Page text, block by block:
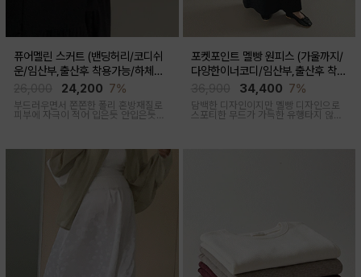
퓨어멜린 스커트 (밴딩허리/코디쉬
운/임산부,출산후 착용가능/하체커
24,200 7%
부드러우면서 쫀쫀한 폴리 혼방재질로
피부에 자극이 적어 입은듯 안입은듯한
포켓포인트 멜빵 원피스 (가울까지/
다양한이너코디/임산부,출산후 착용
34,400 7%
담백한 디자인이지만 멜빵 디자인으로
스포티한 무드가 가득한 유행타지 않는